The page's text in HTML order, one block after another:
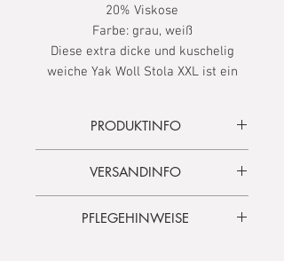
20% Viskose
Farbe: grau, weiß
Diese extra dicke und kuschelig
weiche Yak Woll Stola XXL ist ein
Hochland – Rinds handgefertigt,
welche wärmeisolierende
Eigenschaften besitzt.
PRODUKTINFO
ist er das perfekte Accessoire und
verleiht Ihrem Outfit einen
besonderen Akzent.
VERSANDINFO
Versandkostenfreiab 100.00 €
PFLEGEHINWEISE